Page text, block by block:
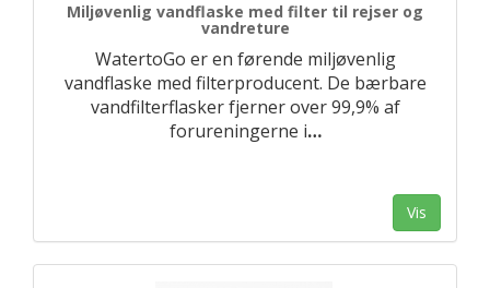
Miljøvenlig vandflaske med filter til rejser og
vandreture
WatertoGo er en førende miljøvenlig
vandflaske med filterproducent. De bærbare
vandfilterflasker fjerner over 99,9% af
forureningerne i…
Vis